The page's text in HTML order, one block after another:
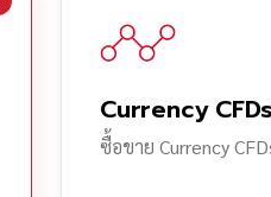
Currency CFDs
ซื้อขาย Currency